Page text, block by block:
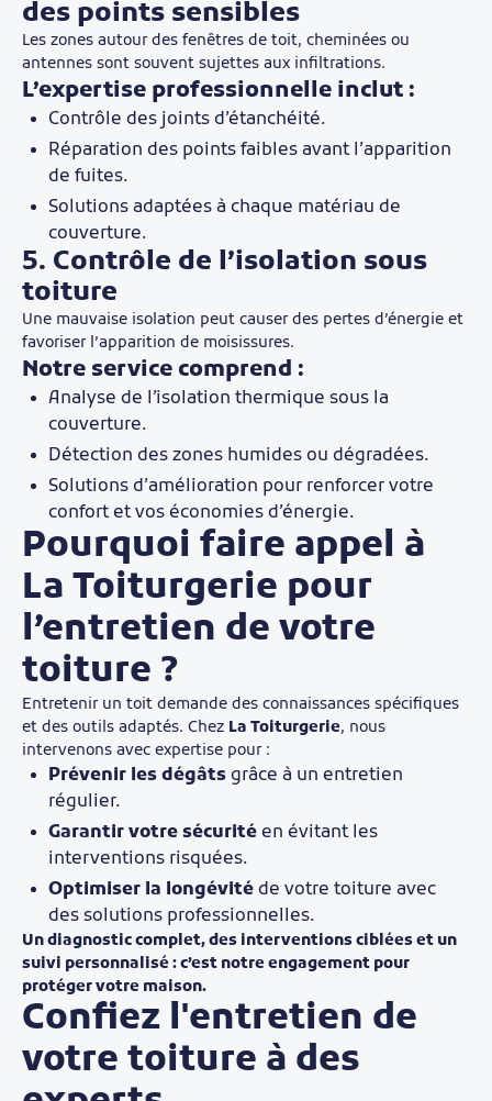
des points sensibles
Les zones autour des fenêtres de toit, cheminées ou
antennes sont souvent sujettes aux infiltrations.
L’expertise professionnelle inclut :
Contrôle des joints d’étanchéité.
Réparation des points faibles avant l’apparition
de fuites.
Solutions adaptées à chaque matériau de
couverture.
5. Contrôle de l’isolation sous
toiture
Une mauvaise isolation peut causer des pertes d’énergie et
favoriser l’apparition de moisissures.
Notre service comprend :
Analyse de l’isolation thermique sous la
couverture.
Détection des zones humides ou dégradées.
Solutions d’amélioration pour renforcer votre
confort et vos économies d’énergie.
Pourquoi faire appel à
La Toiturgerie pour
l’entretien de votre
toiture ?
Entretenir un toit demande des connaissances spécifiques
et des outils adaptés. Chez La Toiturgerie, nous
intervenons avec expertise pour :
Prévenir les dégâts grâce à un entretien
régulier.
Garantir votre sécurité en évitant les
interventions risquées.
Optimiser la longévité de votre toiture avec
des solutions professionnelles.
Un diagnostic complet, des interventions ciblées et un
suivi personnalisé : c’est notre engagement pour
protéger votre maison.
Confiez l'entretien de
votre toiture à des